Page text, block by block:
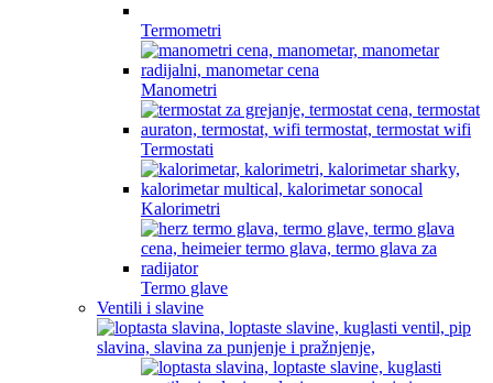
Termometri
Manometri
Termostati
Kalorimetri
Termo glave
Ventili i slavine